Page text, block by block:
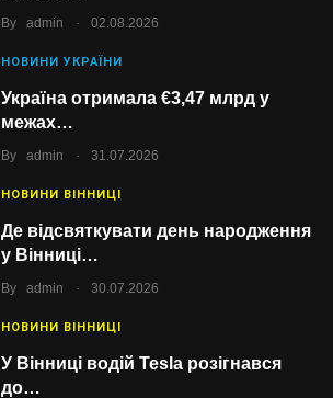
By admin . 02.08.2026
НОВИНИ УКРАЇНИ
Україна отримала €3,47 млрд у
межах…
By admin . 31.07.2026
НОВИНИ ВІННИЦІ
Де відсвяткувати день народження
у Вінниці…
By admin . 30.07.2026
НОВИНИ ВІННИЦІ
У Вінниці водій Tesla розігнався
до…